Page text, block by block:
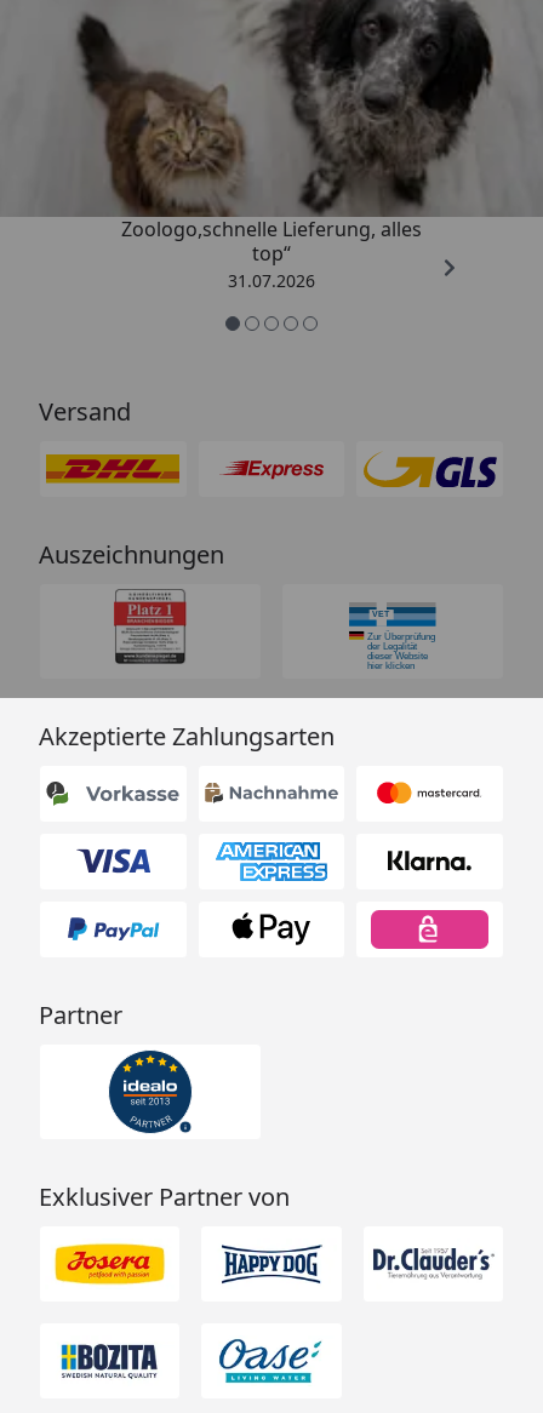
Trusted Shops
4,74/ 5
„Gute Erfahrung mit
Zoologo,schnelle Lieferung, alles
top“
31.07.2026
Versand
Auszeichnungen
Akzeptierte Zahlungsarten
Partner
Exklusiver Partner von